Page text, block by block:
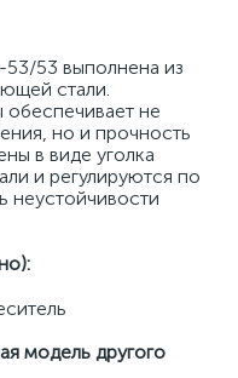
53 выполнена из
стали.
обеспечивает не
но и прочность
в виде уголка
и регулируются по
неустойчивости
модель другого